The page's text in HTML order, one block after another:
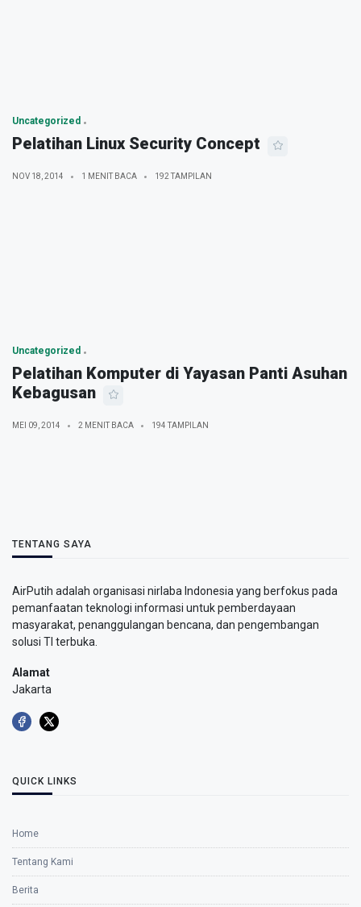
Uncategorized
Pelatihan Linux Security Concept
NOV 18, 2014 1 MENIT BACA 192 TAMPILAN
Uncategorized
Pelatihan Komputer di Yayasan Panti Asuhan
Kebagusan
MEI 09, 2014 2 MENIT BACA 194 TAMPILAN
TENTANG SAYA
AirPutih adalah organisasi nirlaba Indonesia yang berfokus pada
pemanfaatan teknologi informasi untuk pemberdayaan
masyarakat, penanggulangan bencana, dan pengembangan
solusi TI terbuka.
Alamat
Jakarta
QUICK LINKS
Home
Tentang Kami
Berita